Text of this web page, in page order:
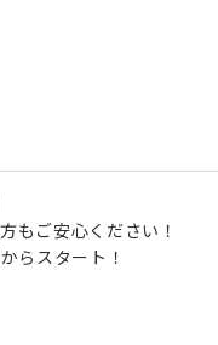
もご安心ください！
らスタート！